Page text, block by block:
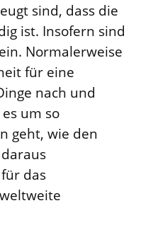
sind, dass die
ist. Insofern sind
Normalerweise
für eine
nach und
um so
geht, wie den
das